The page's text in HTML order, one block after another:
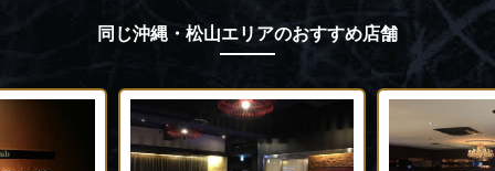
同じ沖縄・松山エリアのおすすめ店舗